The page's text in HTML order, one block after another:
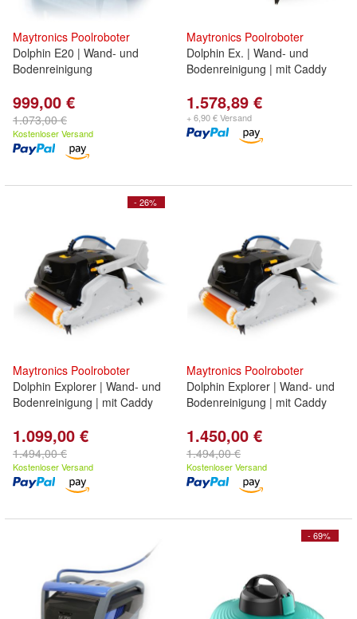
Maytronics Poolroboter
Dolphin E20 | Wand- und
Bodenreinigung
999,00 €
1.073,00 €
Kostenloser Versand
Maytronics Poolroboter
Dolphin Ex. | Wand- und
Bodenreinigung | mit Caddy
1.578,89 €
+ 6,90 € Versand
- 26%
Maytronics Poolroboter
Dolphin Explorer | Wand- und
Bodenreinigung | mit Caddy
1.099,00 €
1.494,00 €
Kostenloser Versand
Maytronics Poolroboter
Dolphin Explorer | Wand- und
Bodenreinigung | mit Caddy
1.450,00 €
1.494,00 €
Kostenloser Versand
- 69%